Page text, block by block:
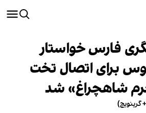
فارس خواستار
برای اتصال تخت
شاهچراغ» شد